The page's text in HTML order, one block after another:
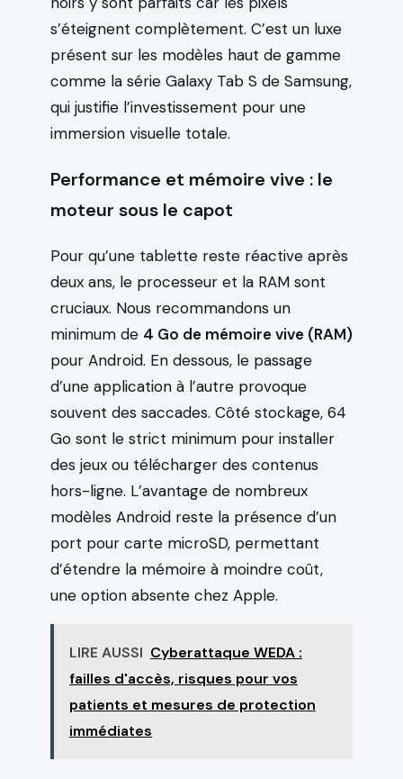
s’éteignent complètement. C’est un luxe
présent sur les modèles haut de gamme
comme la série Galaxy Tab S de Samsung,
qui justifie l’investissement pour une
immersion visuelle totale.
Performance et mémoire vive : le
moteur sous le capot
Pour qu’une tablette reste réactive après
deux ans, le processeur et la RAM sont
cruciaux. Nous recommandons un
minimum de 4 Go de mémoire vive (RAM)
pour Android. En dessous, le passage
d’une application à l’autre provoque
souvent des saccades. Côté stockage, 64
Go sont le strict minimum pour installer
des jeux ou télécharger des contenus
hors-ligne. L’avantage de nombreux
modèles Android reste la présence d’un
port pour carte microSD, permettant
d’étendre la mémoire à moindre coût,
une option absente chez Apple.
LIRE AUSSI Cyberattaque WEDA :
failles d'accès, risques pour vos
patients et mesures de protection
immédiates